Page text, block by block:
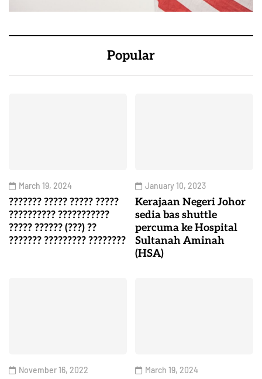
Popular
March 19, 2024
??????? ????? ????? ?????
?????????? ???????????
????? ?????? (???) ??
??????? ????????? ????????
January 10, 2023
Kerajaan Negeri Johor
sedia bas shuttle
percuma ke Hospital
Sultanah Aminah
(HSA)
November 16, 2022 March 19, 2024